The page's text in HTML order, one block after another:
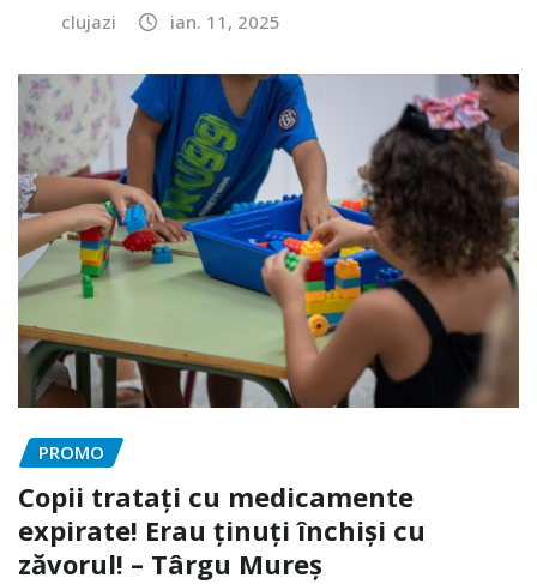
clujazi ian. 11, 2025
PROMO
Copii tratați cu medicamente
expirate! Erau ținuți închiși cu
zăvorul! – Târgu Mureș